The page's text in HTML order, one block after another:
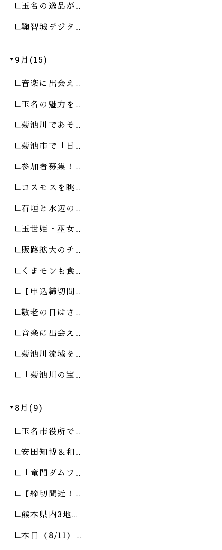
玉名の逸品が…
鞠智城デジタ…
9月(15)
音楽に出会え…
玉名の魅力を…
菊池川であそ…
菊池市で「日…
参加者募集！…
コスモスを眺…
石垣と水辺の…
玉世姫・巫女…
販路拡大のチ…
くまモンも食…
【申込締切間…
敬老の日はさ…
音楽に出会え…
菊池川流域を…
「菊池川の宝…
8月(9)
玉名市役所で…
安田知博＆和…
「竜門ダムフ…
【締切間近！…
熊本県内3地…
本日（8/11）…